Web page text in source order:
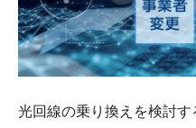
お問い合わせ
会社概要
光回線の乗り換えを検討す